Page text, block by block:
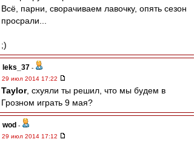
Всё, парни, сворачиваем лавочку, опять сезон
просрали...
;)
leks_37 -
29 июл 2014 17:22
Taylor, схуяли ты решил, что мы будем в
Грозном играть 9 мая?
wod -
29 июл 2014 17:12